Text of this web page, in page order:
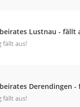
Lustnau - fällt
fällt aus!
Derendingen -
fällt aus!